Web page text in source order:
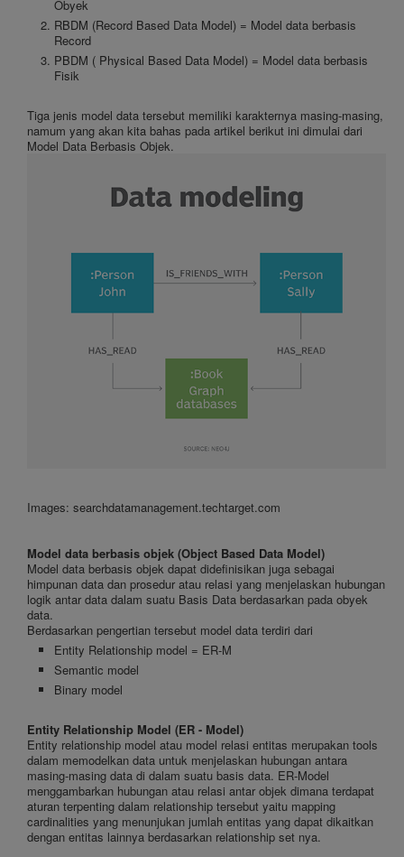
Obyek
RBDM (Record Based Data Model) = Model data berbasis
Record
PBDM ( Physical Based Data Model) = Model data berbasis
Fisik
Tiga jenis model data tersebut memiliki karakternya masing-masing,
namum yang akan kita bahas pada artikel berikut ini dimulai dari
Model Data Berbasis Objek.
Images: searchdatamanagement.techtarget.com
Model data berbasis objek (Object Based Data Model)
Model data berbasis objek dapat didefinisikan juga sebagai
himpunan data dan prosedur atau relasi yang menjelaskan hubungan
logik antar data dalam suatu Basis Data berdasarkan pada obyek
data.
Berdasarkan pengertian tersebut model data terdiri dari
Entity Relationship model = ER-M
Semantic model
Binary model
Entity Relationship Model (ER - Model)
Entity relationship model atau model relasi entitas merupakan tools
dalam memodelkan data untuk menjelaskan hubungan antara
masing-masing data di dalam suatu basis data. ER-Model
menggambarkan hubungan atau relasi antar objek dimana terdapat
aturan terpenting dalam relationship tersebut yaitu mapping
cardinalities yang menunjukan jumlah entitas yang dapat dikaitkan
dengan entitas lainnya berdasarkan relationship set nya.